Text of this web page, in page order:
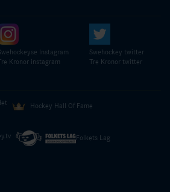
Instagram
Kronor instagram
Swehockey twitter
Tre Kronor twitter
Hockey Hall Of Fame
Folkets Lag